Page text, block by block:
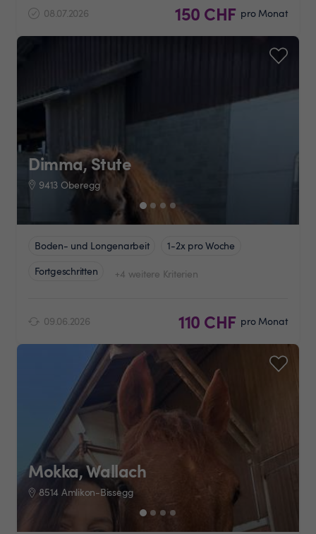
08.07.2026 150 CHF pro Monat
Dimma, Stute
9413 Oberegg
Boden- und Longenarbeit
1-2x pro Woche
Fortgeschritten
+4 weitere Kriterien
09.06.2026 110 CHF pro Monat
Mokka, Wallach
8514 Amlikon-Bissegg